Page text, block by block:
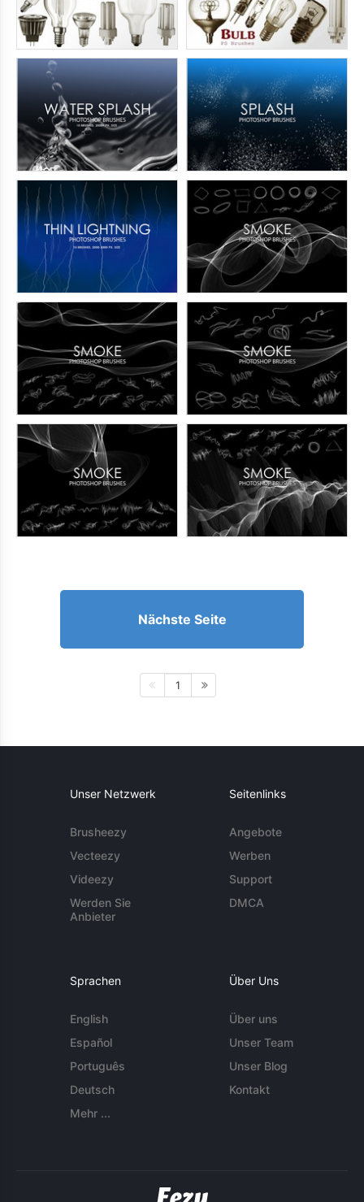
Nächste Seite
1
Unser Netzwerk
Brusheezy
Vecteezy
Videezy
Werden Sie
Anbieter
Seitenlinks
Angebote
Werben
Support
DMCA
Sprachen
English
Español
Português
Deutsch
Mehr ...
Über Uns
Über uns
Unser Team
Unser Blog
Kontakt